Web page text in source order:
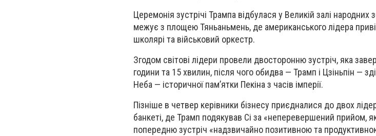
Церемонія зустрічі Трампа відбулася у Великій залі народних
межує з площею Тяньаньмень, де американського лідера
школярі та військовий оркестр.
Згодом світові лідери провели двосторонню зустріч, яка
години та 15 хвилин, після чого обидва — Трамп і Цзіньпін —
Неба — історичної пам’ятки Пекіна з часів імперії.
Пізніше в четвер керівники бізнесу приєдналися до двох
банкеті, де Трамп подякував Сі за «неперевершений прийом,
попередню зустріч «надзвичайно позитивною та